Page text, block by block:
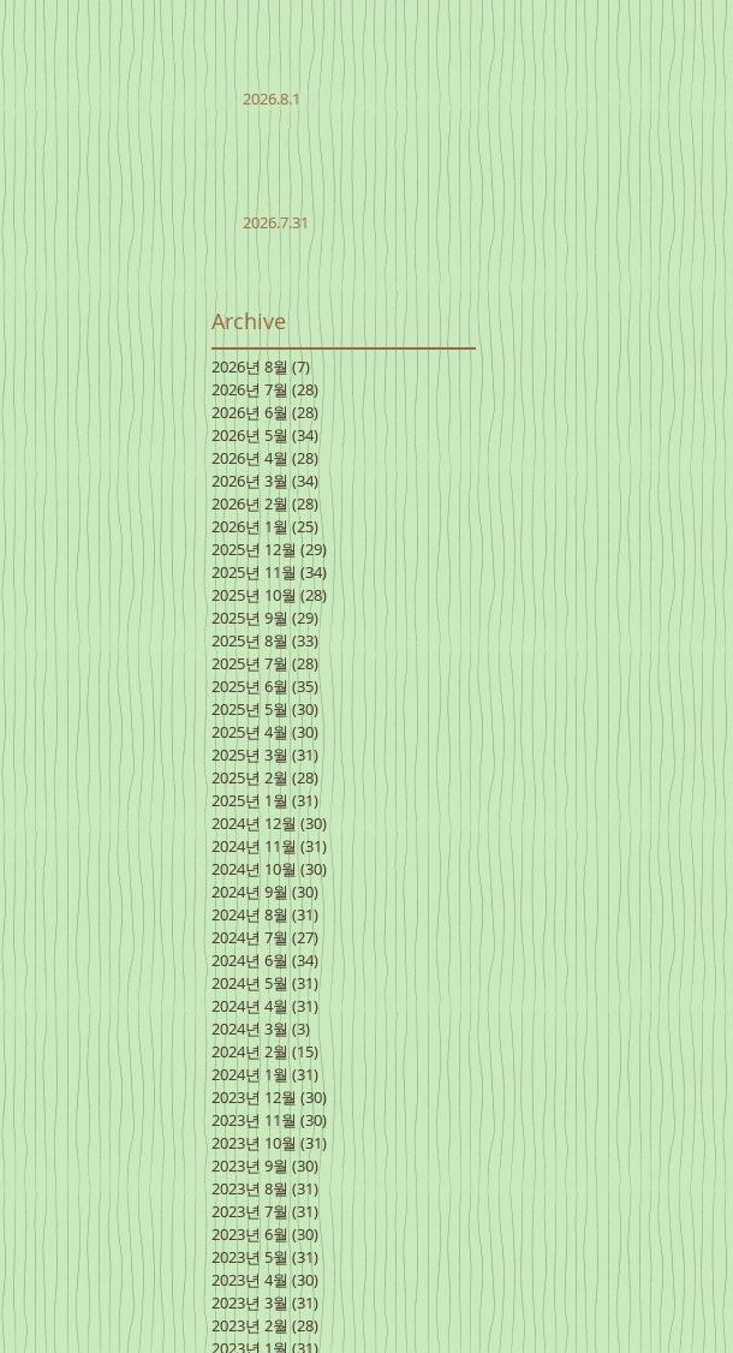
2026.8.1
2026.7.31
Archive
2026년 8월 (7)게시물 7개
2026년 7월 (28) 게시물 28개
2026년 6월 (28)게시물 28개
2026년 5월 (34)게시물 34개
2026년 4월 (28) 게시물 28개
2026년 3월 (34) 게시물 34개
2026년 2월 (28)게시물 28개
2026년 1월 (25)게시물 25개
2025년 12월 (29)
2025년 11월 (34) 게시물 34개
2025년 10월 (28) 게시물 28개
2025년 9월 (29)게시물 29개
2025년 8월 (33) 게시물 33개
2025년 7월 (28) 게시물 28개
2025년 6월 (35)게시물 35개
2025년 5월 (30)게시물 30개
2025년 4월 (30)
2025년 3월 (31)게시물 31개
2025년 2월 (28)게시물 28개
2025년 1월 (31)게시물 31개
2024년 12월 (30)게시물 30개
2024년 11월 (31) 게시물 31개
2024년 10월 (30) 게시물 30개
2024년 9월 (30)게시물 30개
2024년 8월 (31) 게시물 31개
2024년 7월 (27)게시물 27개
2024년 6월 (34)게시물 34개
2024년 5월 (31)게시물 31개
2024년 4월 (31) 게시물 31개
2024년 3월 (3) 게시물 3개
2024년 2월 (15)게시물 15개
2024년 1월 (31)게시물 31개
2023년 12월 (30) 게시물 30개
2023년 11월 (30) 게시물 30개
2023년 10월 (31) 게시물 31개
2023년 9월 (30)게시물 30개
2023년 8월 (31) 게시물 31개
2023년 7월 (31) 게시물 31개
2023년 6월 (30)게시물 30개
2023년 5월 (31)게시물 31개
2023년 4월 (30) 게시물 30개
2023년 3월 (31)게시물 31개
2023년 2월 (28)게시물 28개
2023년 1월 (31)게시물 31개